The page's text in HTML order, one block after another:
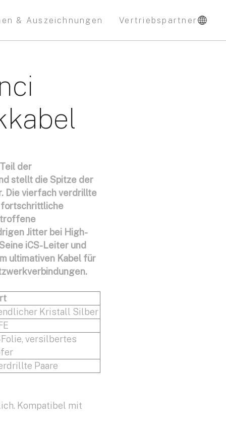
& Auszeichnungen Vertriebspartner
der
stellt die Spitze der
Die vierfach verdrillte
fortschrittliche
Jitter bei High-
iCS-Leiter und
ultimativen Kabel für
Kristall Silber
Folie, versilbertes
Paare
Kompatibel mit